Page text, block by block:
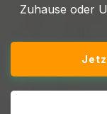
Zuhause oder